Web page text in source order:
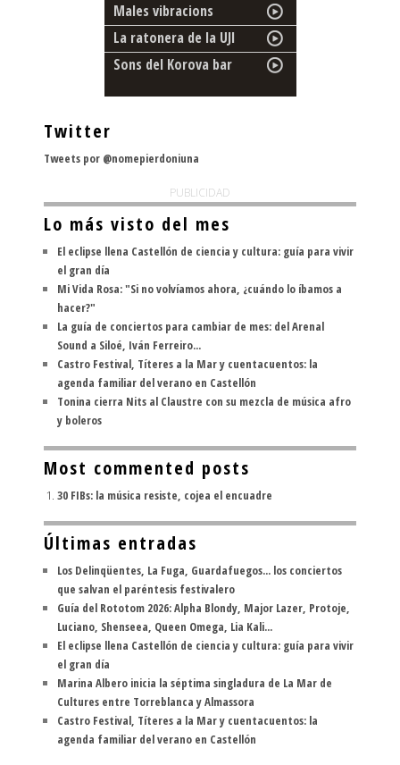
Males vibracions
La ratonera de la UJI
Sons del Korova bar
Twitter
Tweets por @nomepierdoniuna
PUBLICIDAD
Lo más visto del mes
El eclipse llena Castellón de ciencia y cultura: guía para vivir
el gran día
Mi Vida Rosa: "Si no volvíamos ahora, ¿cuándo lo íbamos a
hacer?"
La guía de conciertos para cambiar de mes: del Arenal
Sound a Siloé, Iván Ferreiro...
Castro Festival, Títeres a la Mar y cuentacuentos: la
agenda familiar del verano en Castellón
Tonina cierra Nits al Claustre con su mezcla de música afro
y boleros
Most commented posts
30 FIBs: la música resiste, cojea el encuadre
Últimas entradas
Los Delinqüentes, La Fuga, Guardafuegos... los conciertos
que salvan el paréntesis festivalero
Guía del Rototom 2026: Alpha Blondy, Major Lazer, Protoje,
Luciano, Shenseea, Queen Omega, Lia Kali...
El eclipse llena Castellón de ciencia y cultura: guía para vivir
el gran día
Marina Albero inicia la séptima singladura de La Mar de
Cultures entre Torreblanca y Almassora
Castro Festival, Títeres a la Mar y cuentacuentos: la
agenda familiar del verano en Castellón